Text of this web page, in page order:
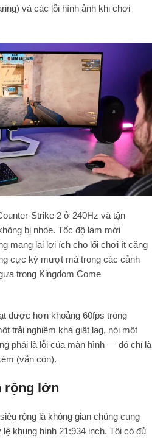
và các lỗi hình ảnh khi chơi
Strike 2 ở 240Hz và tận
bị nhòe. Tốc độ làm mới
mang lại lợi ích cho lối chơi ít căng
cực kỳ mượt mà trong các cảnh
trong Kingdom Come
được hơn khoảng 60fps trong
trải nghiệm khá giật lag, nói một
phải là lỗi của màn hình — đó chỉ là
(vẫn còn).
rộng lớn
rộng là không gian chúng cung
khung hình 21:934 inch. Tôi có đủ